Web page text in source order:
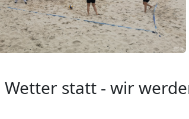
statt - wir